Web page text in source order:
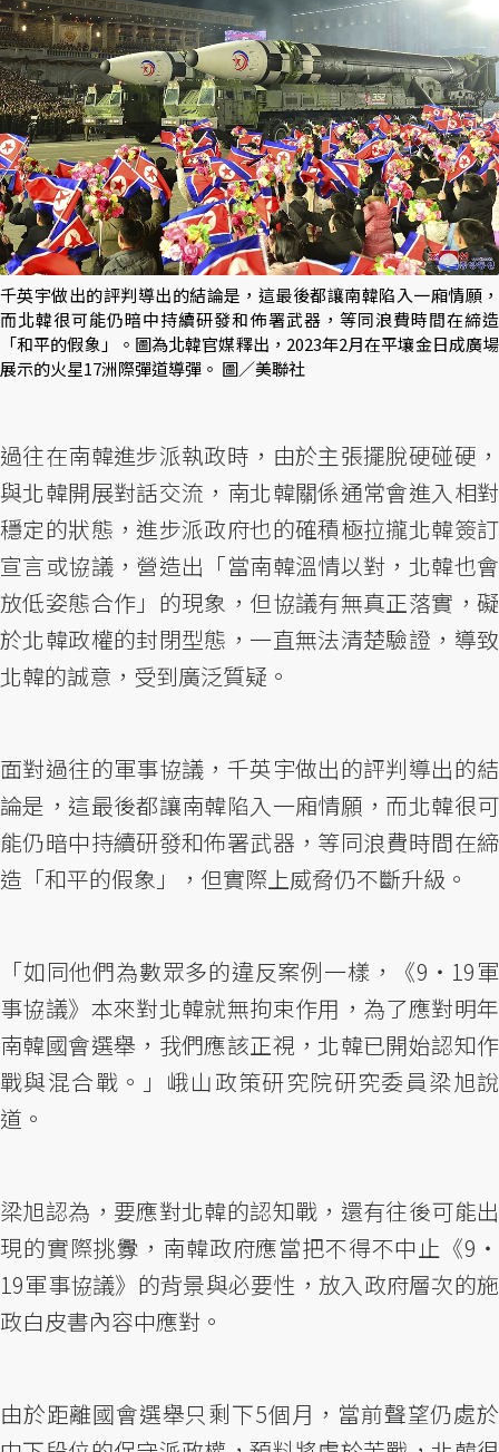
千英宇做出的評判導出的結論是，這最後都讓南韓陷入一廂情願，
而北韓很可能仍暗中持續研發和佈署武器，等同浪費時間在締造
「和平的假象」。圖為北韓官媒釋出，2023年2月在平壤金日成廣場
展示的火星17洲際彈道導彈。 圖／美聯社
過往在南韓進步派執政時，由於主張擺脫硬碰硬，
與北韓開展對話交流，南北韓關係通常會進入相對
穩定的狀態，進步派政府也的確積極拉攏北韓簽訂
宣言或協議，營造出「當南韓溫情以對，北韓也會
放低姿態合作」的現象，但協議有無真正落實，礙
於北韓政權的封閉型態，一直無法清楚驗證，導致
北韓的誠意，受到廣泛質疑。
面對過往的軍事協議，千英宇做出的評判導出的結
論是，這最後都讓南韓陷入一廂情願，而北韓很可
能仍暗中持續研發和佈署武器，等同浪費時間在締
造「和平的假象」，但實際上威脅仍不斷升級。
「如同他們為數眾多的違反案例一樣，《9‧19軍
事協議》本來對北韓就無拘束作用，為了應對明年
南韓國會選舉，我們應該正視，北韓已開始認知作
戰與混合戰。」峨山政策研究院研究委員梁旭說
道。
梁旭認為，要應對北韓的認知戰，還有往後可能出
現的實際挑釁，南韓政府應當把不得不中止《9‧
19軍事協議》的背景與必要性，放入政府層次的施
政白皮書內容中應對。
由於距離國會選舉只剩下5個月，當前聲望仍處於